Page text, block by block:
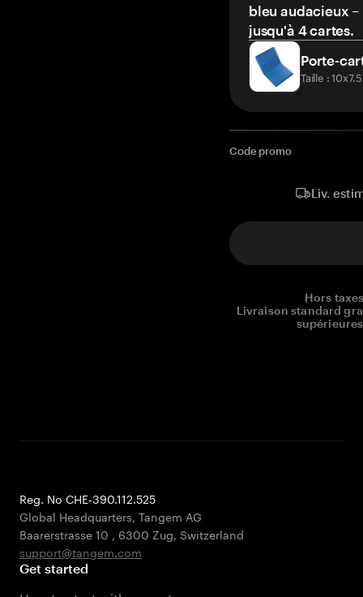
bleu audacieux
jusqu'à 4 cartes.
Porte-
Taille :
Code promo
Liv.
Hors
Livraison standard
Reg. No CHE-390.112.525
Global Headquarters, Tangem AG
Baarerstrasse 10 , 6300 Zug, Switzerland
support@tangem.com
Get started